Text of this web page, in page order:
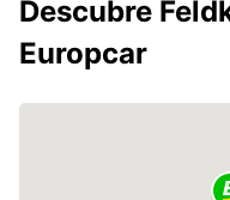
Descubre
Europcar